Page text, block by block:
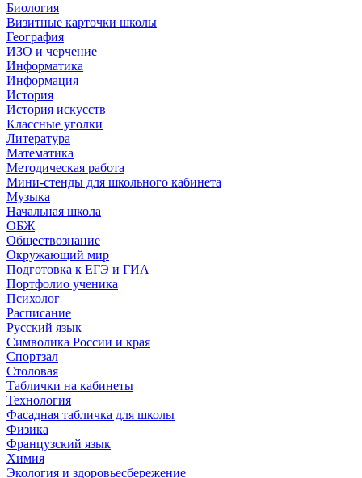
Биология
Визитные карточки школы
География
ИЗО и черчение
Информатика
Информация
История
История искусств
Классные уголки
Литература
Математика
Методическая работа
Мини-стенды для школьного кабинета
Музыка
Начальная школа
ОБЖ
Обществознание
Окружающий мир
Подготовка к ЕГЭ и ГИА
Портфолио ученика
Психолог
Расписание
Русский язык
Символика России и края
Спортзал
Столовая
Таблички на кабинеты
Технология
Фасадная табличка для школы
Физика
Французский язык
Химия
Экология и здоровьесбережение